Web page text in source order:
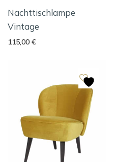
Nachttischlampe
Vintage
115,00 €